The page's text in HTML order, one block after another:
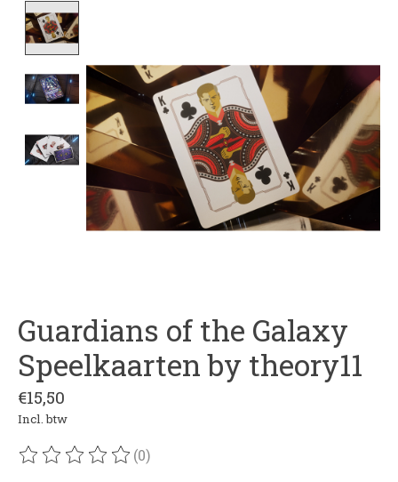
Guardians of the Galaxy
Speelkaarten by theory11
€15,50
Incl. btw
De beoordeling van dit product is
(0)